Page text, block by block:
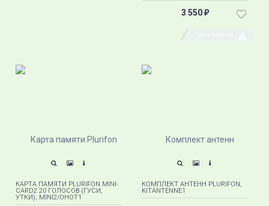
3 550 ₽
КАРТА ПАМЯТИ PLURIFON MINI-
CARD2 20 ГОЛОСОВ (ГУСИ,
УТКИ), MINI2/OHOT1
КОМПЛЕКТ АНТЕНН PLURIFON,
KITANTENNE1